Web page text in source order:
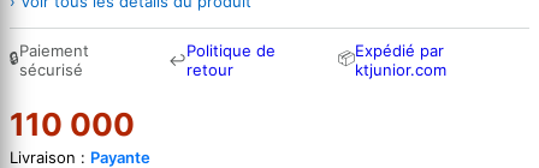
🔒Paiement
sécurisé
↩Politique de
retour
📦Expédié par
ktjunior.com
110 000
Livraison : Payante